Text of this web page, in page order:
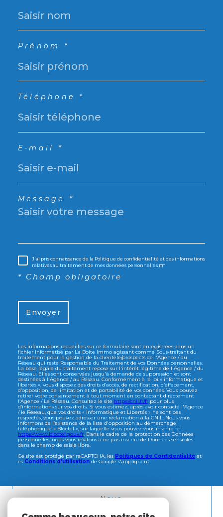
Prénom *
Téléphone *
E-mail *
Message *
J'ai pris connaissance de la Politique de confidentialité et des informations
relatives au traitement de mes données personnelles (*)*
* Champ obligatoire
Envoyer
Les informations recueillies sur ce formulaire sont enregistrées dans un
fichier informatisé par La Boite Immo agissant comme Sous-traitant du
traitement pour la gestion de la clientèle/prospects de l'Agence / du
Réseau qui reste Responsable du Traitement de vos Données personnelles.
La base légale du traitement repose sur l'intérêt légitime de l'Agence / du
Réseau. Elles sont conservées jusqu'à demande de suppression et sont
destinées à l'Agence / au Réseau. Conformément à la loi « informatique et
libertés », vous disposez des droits d’accès, de rectification, d’effacement,
d’opposition, de limitation et de portabilité de vos données. Vous pouvez
retirer votre consentement à tout moment en contactant directement
l’Agence / Le Réseau. Consultez le site https://cnil.fr/fr pour plus
d’informations sur vos droits. Si vous estimez, après avoir contacté l'Agence
/ le Réseau, que vos droits « Informatique et Libertés » ne sont pas
respectés, vous pouvez adresser une réclamation à la CNIL. Nous vous
informons de l’existence de la liste d'opposition au démarchage
téléphonique « Bloctel », sur laquelle vous pouvez vous inscrire ici :
https://www.bloctel.gouv.fr. Dans le cadre de la protection des Données
personnelles, nous vous invitons à ne pas inscrire de Données sensibles
dans le champ de saisie libre.
Ce site est protégé par reCAPTCHA, les Politiques de Confidentialité et
es Conditions d'utilisation de Google s'appliquent.
Nous